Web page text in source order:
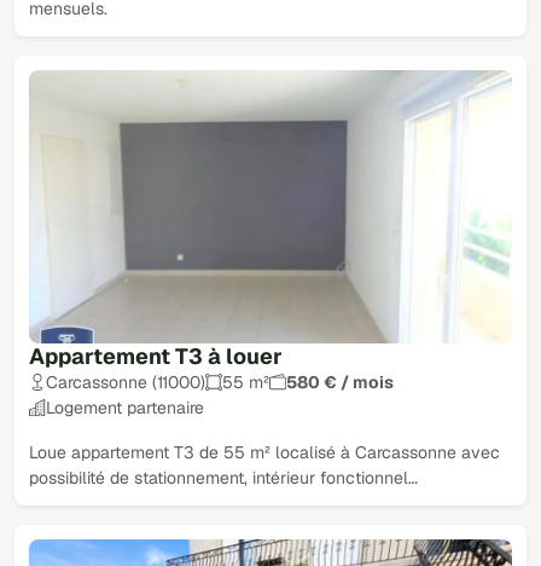
mensuels.
Appartement T3 à louer
Carcassonne (11000) 55 m²
580 € / mois
Logement partenaire
Loue appartement T3 de 55 m² localisé à Carcassonne avec
possibilité de stationnement, intérieur fonctionnel…